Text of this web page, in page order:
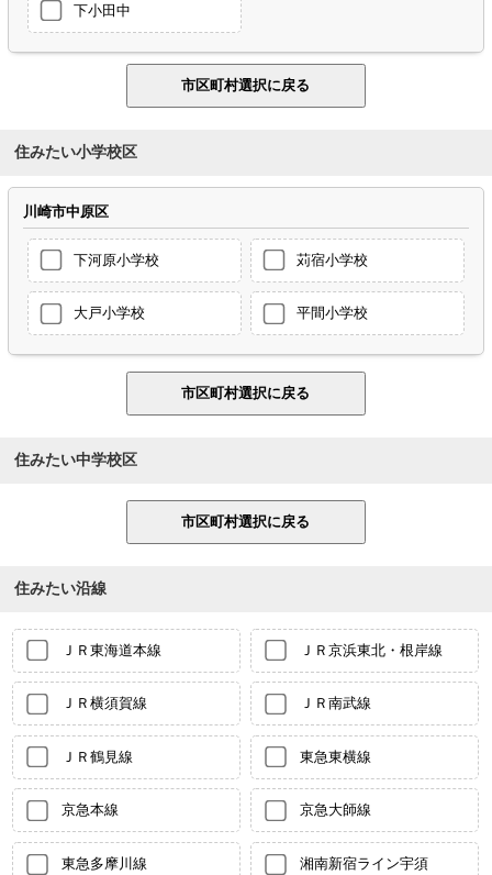
下小田中
住みたい小学校区
川崎市中原区
下河原小学校 苅宿小学校
大戸小学校 平間小学校
住みたい中学校区
住みたい沿線
ＪＲ東海道本線 ＪＲ京浜東北・根岸線
ＪＲ横須賀線 ＪＲ南武線
ＪＲ鶴見線 東急東横線
京急本線 京急大師線
東急多摩川線 湘南新宿ライン宇須